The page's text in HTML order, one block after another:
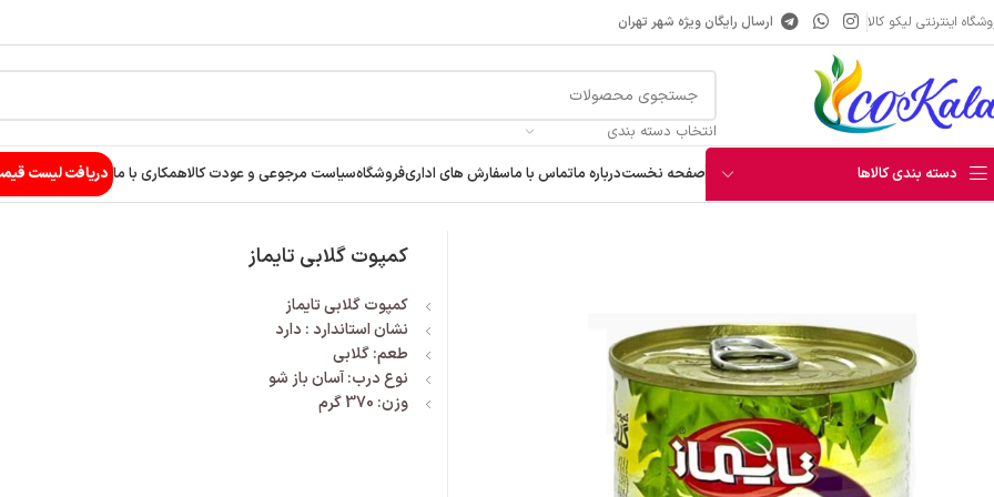
اینترنتی لیکو کالا ارسال رایگان ویژه شهر تهران
انتخاب دسته بندی
دسته بندی کالاها
نوشیدنی انرژی زا
قهوه و هات چاکلت
صفحه نخستدرباره ماتماس با ماسفارش های اداریفروشگاهسیاست مرجوعی و عودت کالاهمکاری با ما دریافت لیست
کمپوت گلابی تایماز
کمپوت گلابی تایماز
نشان استاندارد : دارد
طعم: گلابی
نوع درب: آسان باز شو
وزن: 370 گرم